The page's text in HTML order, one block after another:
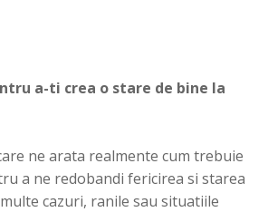
a-ti crea o stare de bine la
ne arata realmente cum trebuie
a ne redobandi fericirea si starea
cazuri, ranile sau situatiile